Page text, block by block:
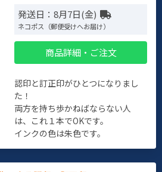
発送日：8月7日(金)
ネコポス（郵便受けへお届け）
商品詳細・ご注文
認印と訂正印がひとつになりまし
た！
両方を持ち歩かねばならない人
は、これ１本でOKです。
インクの色は朱色です。